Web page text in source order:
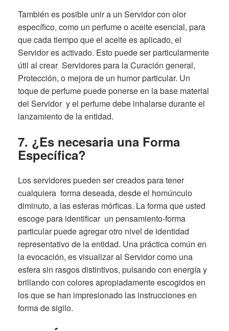
También es posible unir a un Servidor con olor
específico, como un perfume o aceite esencial, para
que cada tiempo que el aceite es aplicado, el
Servidor es activado. Esto puede ser particularmente
útil al crear Servidores para la Curación general,
Protección, o mejora de un humor particular. Un
toque de perfume puede ponerse en la base material
del Servidor y el perfume debe inhalarse durante el
lanzamiento de la entidad.
7. ¿Es necesaria una Forma
Específica?
Los servidores pueden ser creados para tener
cualquiera forma deseada, desde el homúnculo
diminuto, a las esferas mórficas. La forma que usted
escoge para identificar un pensamiento-forma
particular puede agregar otro nivel de identidad
representativo de la entidad. Una práctica común en
la evocación, es visualizar al Servidor como una
esfera sin rasgos distintivos, pulsando con energía y
brillando con colores apropiadamente escogidos en
los que se han impresionado las instrucciones en
forma de sigilo.